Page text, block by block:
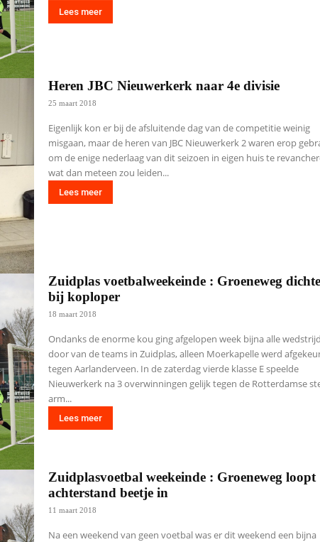
Lees meer
Heren JBC Nieuwerkerk naar 4e divisie
25 maart 2018
Eigenlijk kon er bij de afsluitende dag van de competitie weinig
misgaan, maar de heren van JBC Nieuwerkerk 2 waren erop
om de enige nederlaag van dit seizoen in eigen huis te
wat dan meteen zou leiden...
Lees meer
Zuidplas voetbalweekeinde : Groeneweg
bij koploper
18 maart 2018
Ondanks de enorme kou ging afgelopen week bijna alle
door van de teams in Zuidplas, alleen Moerkapelle werd
tegen Aarlanderveen. In de zaterdag vierde klasse E speelde
Nieuwerkerk na 3 overwinningen gelijk tegen de Rotterdamse
arm...
Lees meer
Zuidplasvoetbal weekeinde : Groeneweg loopt
achterstand beetje in
11 maart 2018
Na een weekend van geen voetbal was er dit weekend een bijna